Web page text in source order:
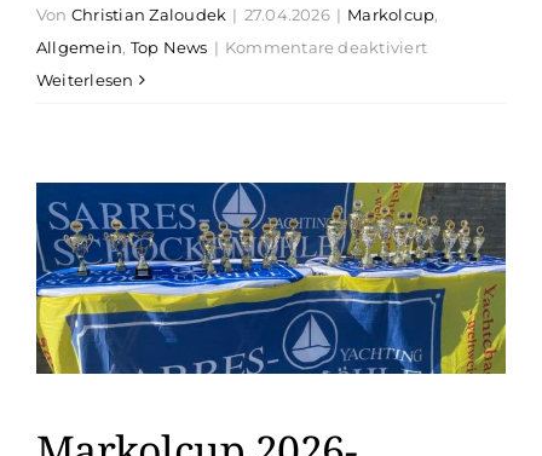
Suche
nach:
Von Christian Zaloudek | 27.04.2026 | Markolcup,
Allgemein, Top News | Kommentare deaktiviertfür
Weiterlesen